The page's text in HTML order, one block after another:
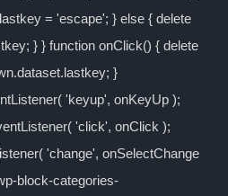
= 'escape'; } else { delete
} } function onClick() { delete
}
'keyup', onKeyUp );
'click', onClick );
'change', onSelectChange
block-categories-